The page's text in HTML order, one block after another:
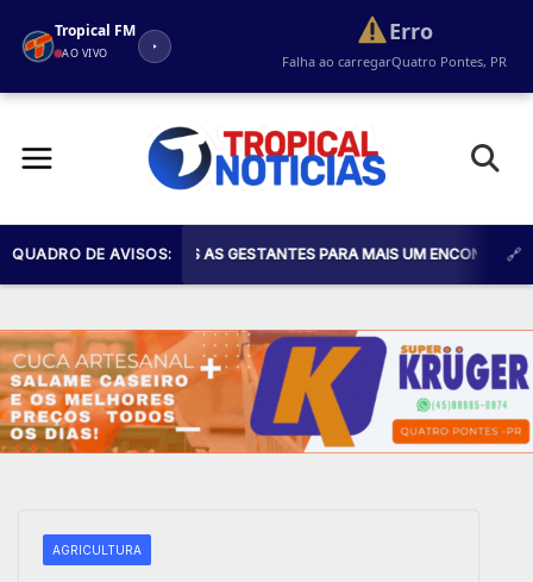
Tropical FM
AO VIVO
Erro
Falha ao carregarQuatro Pontes, PR
QUADRO DE AVISOS:
TODAS AS GESTANTES PARA MAIS UM ENCONTRO DO
AGRICULTURA